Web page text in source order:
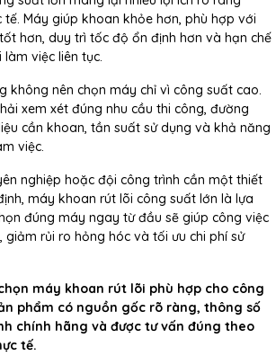
Máy giúp khoan khỏe hơn, phù hợp với
hơn, duy trì tốc độ ổn định hơn và hạn chế
việc liên tục.
không nên chọn máy chỉ vì công suất cao.
xem xét đúng nhu cầu thi công, đường
cần khoan, tần suất sử dụng và khả năng
việc.
nghiệp hoặc đội công trình cần một thiết
máy khoan rút lõi công suất lớn là lựa
đúng máy ngay từ đầu sẽ giúp công việc
giảm rủi ro hỏng hóc và tối ưu chi phí sử
máy khoan rút lõi phù hợp cho công
phẩm có nguồn gốc rõ ràng, thông số
chính hãng và được tư vấn đúng theo
tế.